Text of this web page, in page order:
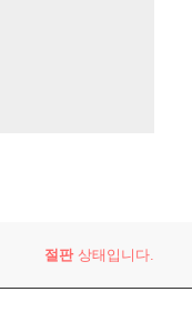
절판상태입니다.